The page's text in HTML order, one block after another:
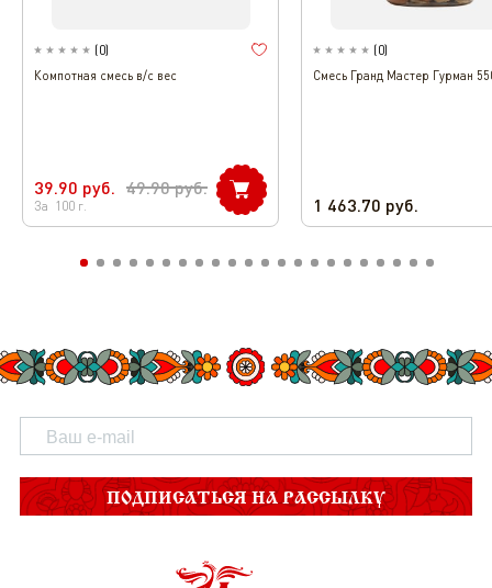
(0)
Компотная смесь в/с вес
39.90 руб. 49.90руб.
За 100 г.
(0)
Смесь Гранд Мастер Гурман
1 463.70 руб.
ПОДПИСАТЬСЯ НА РАССЫЛКУ